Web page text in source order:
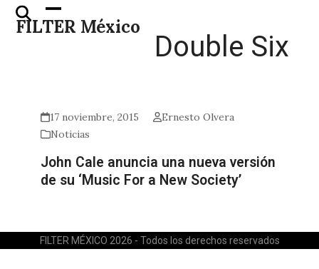
Skip
FILTER México
Open
mobile
Close
mobile
Double Six
17 noviembre, 2015
Ernesto Olvera
Noticias
John Cale anuncia una nueva versión
de su ‘Music For a New Society’
FILTER MÉXICO 2026 - Todos los derechos reservados